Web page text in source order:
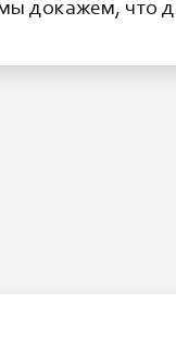
докажем, что